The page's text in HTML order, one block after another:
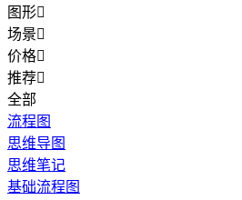
图形
场景
价格
推荐
全部
流程图
思维导图
思维笔记
基础流程图